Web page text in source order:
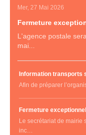
Mer, 27 Mai 2026
Fermeture
L'agence postale
mai...
Information transports
Afin de préparer
Fermeture
Le secrétariat de mairie
inc…